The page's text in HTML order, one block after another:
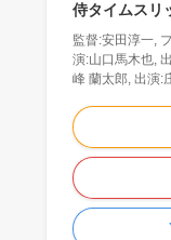
侍タイムスリ
監督:安田淳一,
演:山口馬木也,
峰 蘭太郎, 出演: